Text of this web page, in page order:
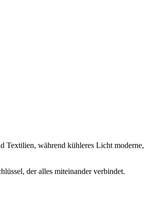
Textilien, während kühleres Licht moderne,
der alles miteinander verbindet.